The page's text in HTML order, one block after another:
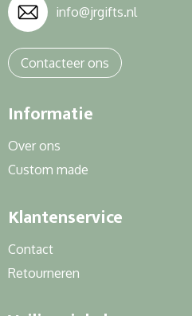
info@jrgifts.nl
Contacteer ons
Informatie
Over ons
Custom made
Klantenservice
Contact
Retourneren